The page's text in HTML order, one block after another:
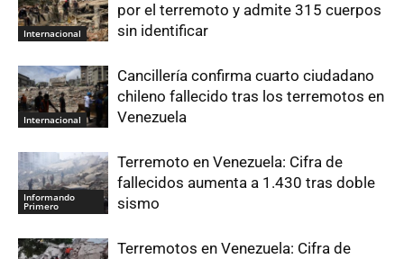
Internacional
por el terremoto y admite 315 cuerpos
sin identificar
Internacional
Cancillería confirma cuarto ciudadano
chileno fallecido tras los terremotos en
Venezuela
Informando
Primero
Terremoto en Venezuela: Cifra de
fallecidos aumenta a 1.430 tras doble
sismo
Terremotos en Venezuela: Cifra de